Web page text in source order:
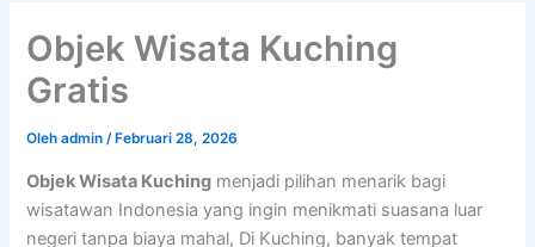
Objek Wisata Kuching
Gratis
Olehadmin/ Februari 28, 2026
Objek Wisata Kuching menjadi pilihan menarik bagi
wisatawan Indonesia yang ingin menikmati suasana luar
negeri tanpa biaya mahal, Di Kuching, banyak tempat